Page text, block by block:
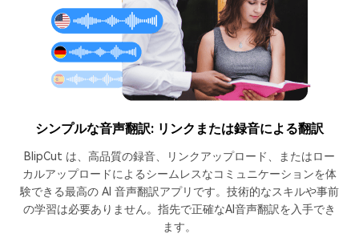
シンプルな音声翻訳: リンクまたは録音による翻訳
BlipCut は、高品質の録音、リンクアップロード、またはロー
カルアップロードによるシームレスなコミュニケーションを体
験できる最高の AI 音声翻訳アプリです。技術的なスキルや事前
の学習は必要ありません。指先で正確なAI音声翻訳を入手でき
ます。